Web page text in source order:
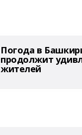
Погода в
продолжит
жителей